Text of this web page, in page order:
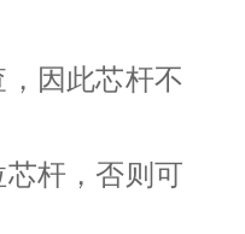
因此芯杆不
杆，否则可